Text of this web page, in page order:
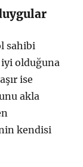
sahibi
iyi olduğuna
ise
akla
kendisi